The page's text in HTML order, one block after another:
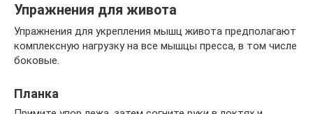
Упражнения для живота
Упражнения для укрепления мышц живота предполагают
комплексную нагрузку на все мышцы пресса, в том числе
боковые.
Планка